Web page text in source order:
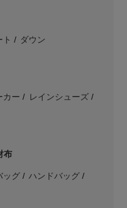
ト ダウン
カー レインシューズ
布
ッグ ハンドバッグ